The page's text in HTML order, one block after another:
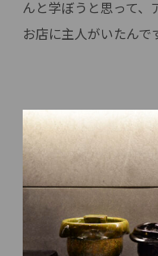
んと学ぼうと思って、
お店に主人がいたんで